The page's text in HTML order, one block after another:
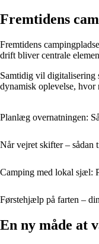
Fremtidens
Fremtidens
drift bliver centrale
Samtidig vil digitalisering
dynamisk oplevelse,
Planlæg overnatningen:
Når vejret skifter – sådan
Camping med lokal sjæl:
Førstehjælp på farten –
En ny måde at